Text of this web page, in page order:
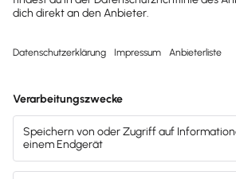
erreicht sind und die UG in
jedoch von Anfang an
Welche Rechtsform für dein
solltest du in Ruhe überlegen – und
professionellen Rat dazu einholen
der Startphase unnötige Fehler zu